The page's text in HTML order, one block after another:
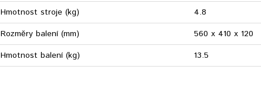
Hmotnost stroje (kg)
4.8
Rozměry balení (mm)
560 x 410 x 120
Hmotnost balení (kg)
13.5